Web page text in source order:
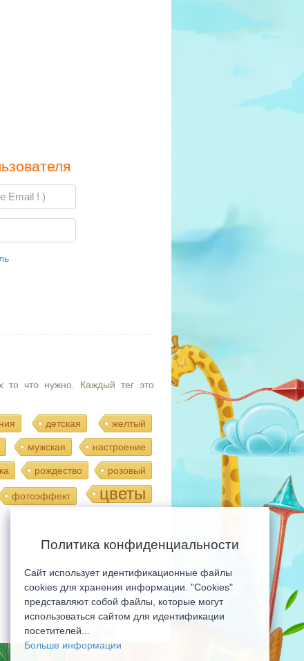
то что нужно. Каждый тег это
детская желтый
мужская настроение
рождество розовый
фотоэффект цветы
Мобильная версия сайта
Политика конфиденциальности
Сайт использует идентификационные файлы
cookies для хранения информации. "Cookies"
представляют собой файлы, которые могут
использоваться сайтом для идентификации
посетителей...
Больше информации